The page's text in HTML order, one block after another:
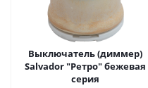
Выключатель (диммер)
Salvador "Ретро" бежевая
серия